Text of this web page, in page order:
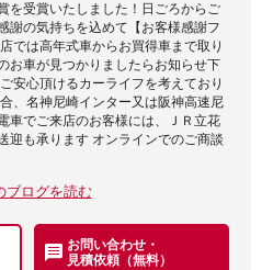
を受賞いたしました！日ごろからご
謝の気持ちを込めて【お客様感謝フ
では高年式車からお買得車まで取り
お車が見つかりましたらお知らせ下
安心頂けるカーライフを考えており
、名神尼崎インター又は阪神高速尼
車でご来店のお客様には、ＪＲ立花
迎も承ります オンラインでのご商談
ブログを読む
お問い合わせ・
見積依頼（無料）